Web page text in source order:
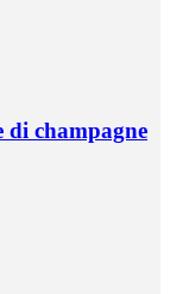
di champagne